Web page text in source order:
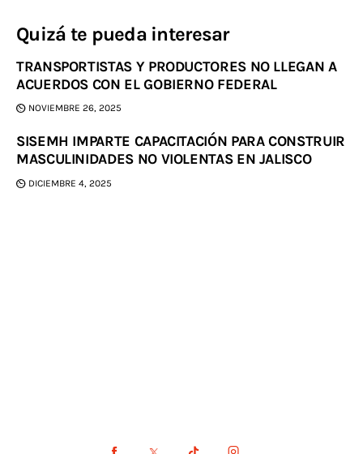
Quizá te pueda interesar
TRANSPORTISTAS Y PRODUCTORES NO LLEGAN A
ACUERDOS CON EL GOBIERNO FEDERAL
NOVIEMBRE 26, 2025
SISEMH IMPARTE CAPACITACIÓN PARA CONSTRUIR
MASCULINIDADES NO VIOLENTAS EN JALISCO
DICIEMBRE 4, 2025